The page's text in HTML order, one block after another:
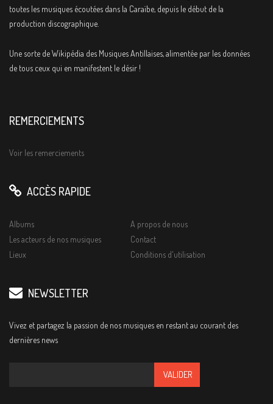
toutes les musiques écoutées dans la Caraïbe, depuis le début de la
production discographique.
Une sorte de Wikipédia des Musiques Antillaises, alimentée par les données
de tous ceux qui en manifestent le désir !
REMERCIEMENTS
Voir les remerciements
ACCÈS RAPIDE
Albums
Les acteurs de nos musiques
Lieux
A propos de nous
Contact
Conditions d'utilisation
NEWSLETTER
Vivez et partagez la passion de nos musiques en restant au courant des
dernières news